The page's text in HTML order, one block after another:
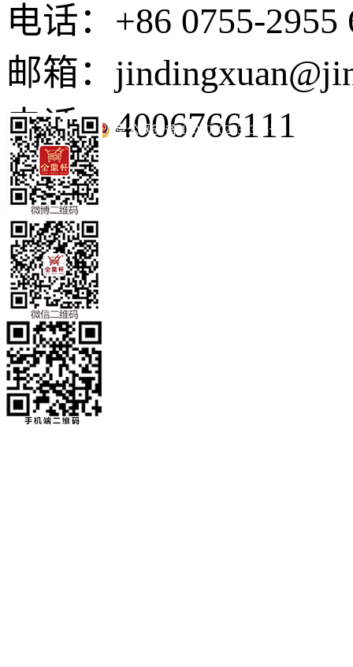
电话：+86 0755-2955
邮箱：
电话：4006766111
京公网安备 11010502035345号